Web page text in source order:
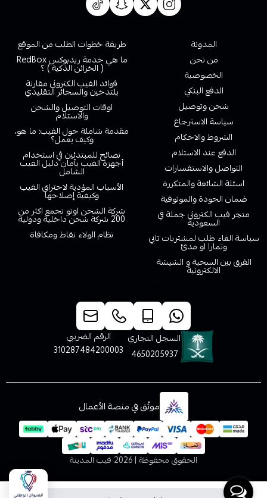
المدونة
من نحن
الخصوصية
الدفع البنكي
شحن وتوصيل
سياسة الاسترجاع
الشروط والاحكام
الدفع عند الاستلام
التواصل والاستفسارات
اسئلة الشائعة والمتكررة
ضمان الجودة والموثوقية
متجر فيب الكتروني جملة في
السعودية
سياسة الغاء طلب لمشتريات تابي
وتمارا او مدئ
الفرق بين السحبة و الشيشة
الالكترونية
طريقة خطوات الطلب من الموقع
ما هي خدمة ريدبوكس RedBox
( الخزائن الذكية ) ؟
فوائد الفيب الكتروني مقارنة
بلتدخين والسجائر التقليدي
اوقات التوصيل والشحن
والاستلام
مقدمة شاملة حول الفيب: ما هو،
وكيف يعمل؟
نصائح للمبتدئين في استخدام
أجهزة الفيب بأمان دليل الفيب
الشامل
الأسباب المؤدية لاحتراق الفيب
وكيفية إصلاحها
شركة الشحن اوتو تجمع اكثر من
200 شركة شحن داخلية ودولية
نظام الولاء نقاط ومكافاة
السجل التجاري
4650205937
الرقم الضريبي
310287484200003
موثّق في منصة الأعمال
الحقوق محفوظة | 2026 فيب المدينة